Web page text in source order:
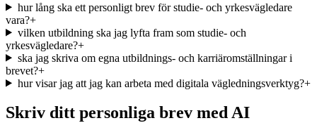
hur lång ska ett personligt brev för studie- och yrkesvägledare
vara?+
vilken utbildning ska jag lyfta fram som studie- och
yrkesvägledare?+
ska jag skriva om egna utbildnings- och karriäromställningar i
brevet?+
hur visar jag att jag kan arbeta med digitala vägledningsverktyg?+
Skriv ditt personliga brev med AI